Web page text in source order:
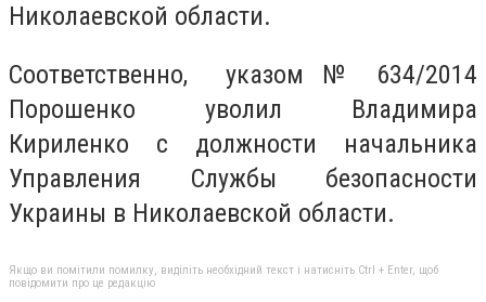
Николаевской области.
Соответственно, указом № 634/2014
Порошенко уволил Владимира
Кириленко с должности начальника
Управления Службы безопасности
Украины в Николаевской области.
Якщо ви помітили помилку, виділіть необхідний текст і натисніть Ctrl + Enter, щоб
повідомити про це редакцію